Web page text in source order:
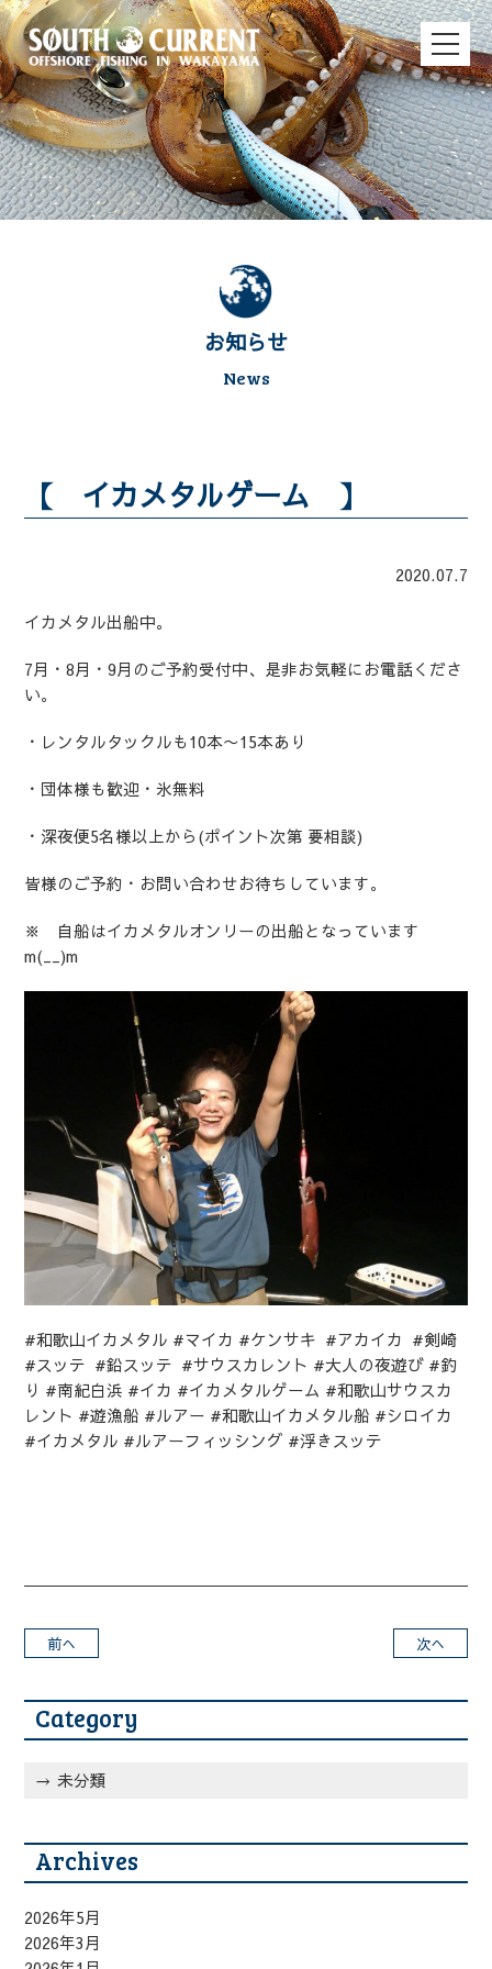
お知らせ
News
【 イカメタルゲーム 】
2020.07.7
イカメタル出船中。
7月・8月・9月のご予約受付中、是非お気軽にお電話くださ
い。
・レンタルタックルも10本〜15本あり
・団体様も歓迎・氷無料
・深夜便5名様以上から(ポイント次第 要相談)
皆様のご予約・お問い合わせお待ちしています。
※ 自船はイカメタルオンリーの出船となっています
m(__)m
#和歌山イカメタル #マイカ #ケンサキ #アカイカ #剣崎
#スッテ #鉛スッテ #サウスカレント #大人の夜遊び #釣
り #南紀白浜 #イカ #イカメタルゲーム #和歌山サウスカ
レント #遊漁船 #ルアー #和歌山イカメタル船 #シロイカ
#イカメタル #ルアーフィッシング #浮きスッテ
前へ 次へ
Category
未分類
Archives
2026年5月
2026年3月